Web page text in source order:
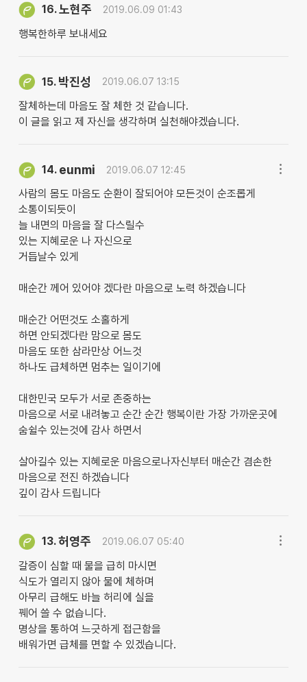
16.노현주 2019.06.09 01:43
행복한하루 보내세요
15. 박진성 2019.06.07 13:15
잘체하는데 마음도 잘 체한 것 같습니다.
이 글을 읽고 제 자신을 생각하며 실천해야겠습니다.
14. eunmi 2019.06.07 12:45
사람의 몸도 마음도 순환이 잘되어야 모든것이 순조롭게
소통이되듯이
늘 내면의 마음을 잘 다스릴수
있는 지혜로운 나 자신으로
거듭날수 있게
매순간 께어 있어야 겠다란 마음으로 노력 하겠습니다
매순간 어떤것도 소홀하게
하면 안되겠다란 맘으로 몸도
마음도 또한 삼라만상 어느것
하나도 급체하면 멈추는 일이기에
대한민국 모두가 서로 존중하는
마음으로 서로 내려놓고 순간 순간 행복이란 가장 가까운곳에
숨쉴수 있는것에 감사 하면서
살아길수 있는 지혜로운 마음으로나자신부터 매순간 겸손한
마음으로 전진 하겠습니다
깊이 감사 드립니다
13.허영주 2019.06.07 05:40
갈증이 심할 때 물을 급히 마시면
식도가 열리지 않아 물에 체하며
아무리 급해도 바늘 허리에 실을
꿰어 쓸 수 없습니다.
명상을 통하여 느긋하게 접근함을
배워가면 급체를 면할 수 있겠습니다.